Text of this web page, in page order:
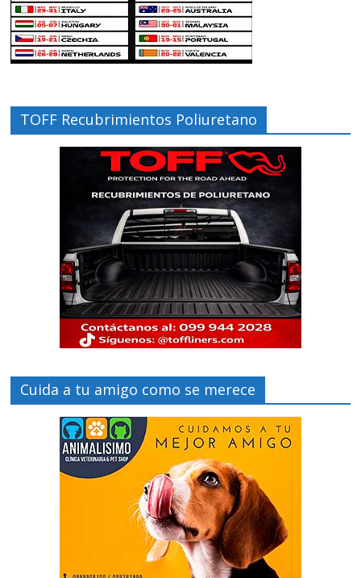
TOFF Recubrimientos Poliuretano
Cuida a tu amigo como se merece